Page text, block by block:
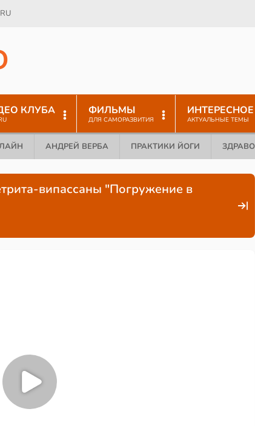
КЛУБА ФИЛЬМЫ
ДЛЯ САМОРАЗВИТИЯ
ИНТЕРЕСНОЕ
АКТУАЛЬНЫЕ ТЕМЫ
АНДРЕЙ ВЕРБА ПРАКТИКИ ЙОГИ
випассаны "Погружение в